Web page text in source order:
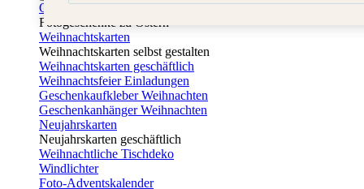
Osterkarten
Fotogeschenke zu Ostern
Weihnachtskarten
Weihnachtskarten selbst gestalten
Weihnachtskarten geschäftlich
Weihnachtsfeier Einladungen
Geschenkaufkleber Weihnachten
Geschenkanhänger Weihnachten
Neujahrskarten
Neujahrskarten geschäftlich
Weihnachtliche Tischdeko
Windlichter
Foto-Adventskalender